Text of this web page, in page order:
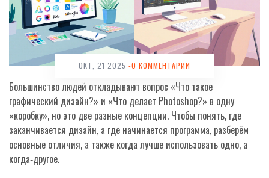
ОКТ, 21 2025 -0 КОММЕНТАРИИ
Большинство людей откладывают вопрос «Что такое
графический дизайн?» и «Что делает Photoshop?» в одну
«коробку», но это две разные концепции. Чтобы понять, где
заканчивается дизайн, а где начинается программа, разберём
основные отличия, а также когда лучше использовать одно, а
когда‑другое.